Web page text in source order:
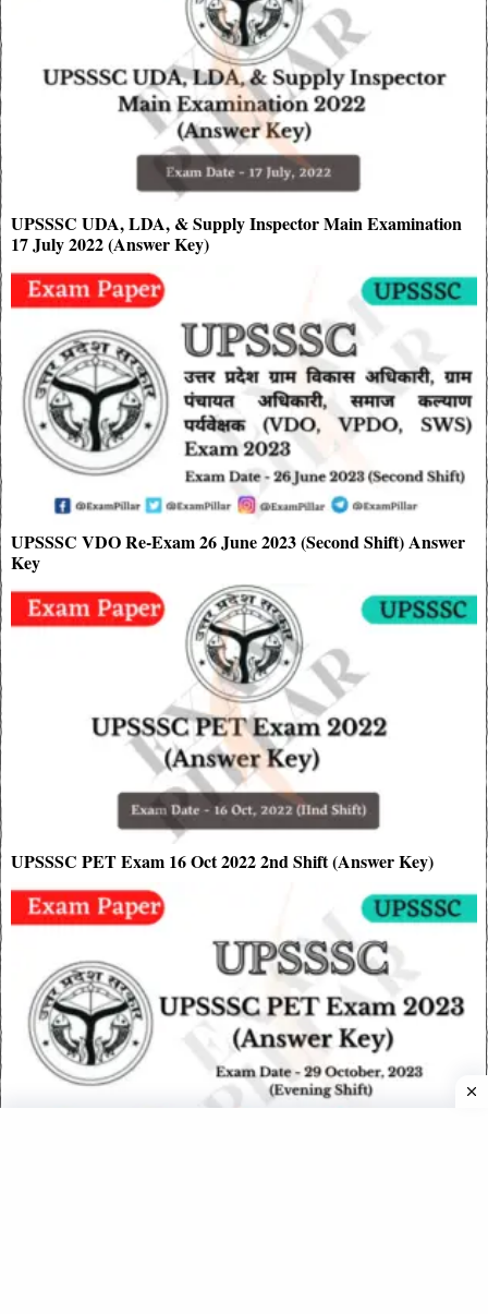
UPSSSC UDA, LDA, & Supply Inspector Main Examination
17 July 2022 (Answer Key)
UPSSSC VDO Re-Exam 26 June 2023 (Second Shift) Answer
Key
UPSSSC PET Exam 16 Oct 2022 2nd Shift (Answer Key)